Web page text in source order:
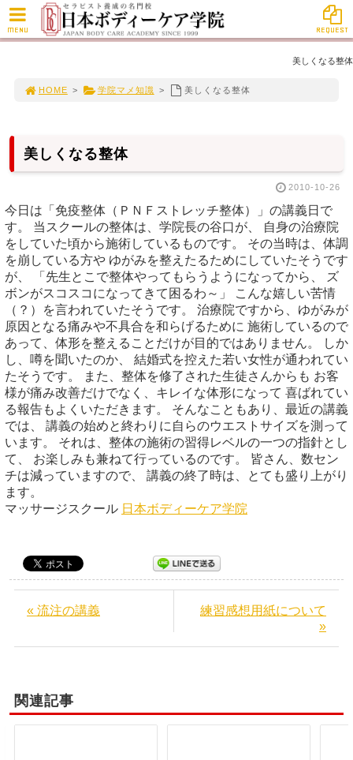
美しくなる整体
HOME > 学院マメ知識 > 美しくなる整体
美しくなる整体
2010-10-26
今日は「免疫整体（ＰＮＦストレッチ整体）」の講義日で
す。 当スクールの整体は、学院長の谷口が、 自身の治療院
をしていた頃から施術しているものです。 その当時は、体調
を崩している方や ゆがみを整えたるためにしていたそうです
が、 「先生とこで整体やってもらうようになってから、 ズ
ボンがスコスコになってきて困るわ～」 こんな嬉しい苦情
（？）を言われていたそうです。 治療院ですから、ゆがみが
原因となる痛みや不具合を和らげるために 施術しているので
あって、体形を整えることだけが目的ではありません。 しか
し、噂を聞いたのか、 結婚式を控えた若い女性が通われてい
たそうです。 また、整体を修了された生徒さんからも お客
様が痛み改善だけでなく、キレイな体形になって 喜ばれてい
る報告もよくいただきます。 そんなこともあり、最近の講義
では、 講義の始めと終わりに自らのウエストサイズを測って
います。 それは、整体の施術の習得レベルの一つの指針とし
て、 お楽しみも兼ねて行っているのです。 皆さん、数セン
チは減っていますので、 講義の終了時は、とても盛り上がり
ます。
マッサージスクール 日本ボディーケア学院
« 流注の講義
練習感想用紙について
»
関連記事
MENU REQUEST